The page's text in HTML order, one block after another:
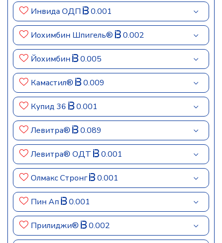
Инвида ОДП 0.001
Иохимбин Шпигель® 0.002
Йохимбин 0.005
Камастил® 0.009
Купид 36 0.001
Левитра® 0.089
Левитра® ОДТ 0.001
Олмакс Стронг 0.001
Пин Ап 0.001
Прилиджи® 0.002